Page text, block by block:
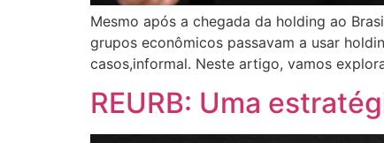
Mesmo após a chegada da holding ao
grupos econômicos passavam a usar
casos,informal. Neste artigo, vamos
REURB: Uma